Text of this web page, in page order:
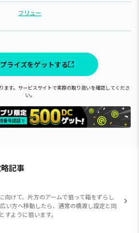
フリュー
ライズをゲットする
す。サービスサイトで実際の取り扱いを確認してくださ
い。
記事
向けて、片方のアームで狙って箱をずらし
い方へ移動したら、通常の橋渡し設定と同
すように狙います。